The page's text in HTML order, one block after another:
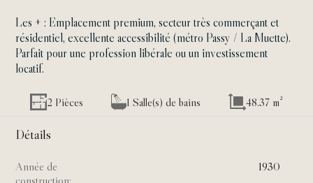
Les + : Emplacement premium, secteur très commerçant et
résidentiel, excellente accessibilité (métro Passy / La Muette).
Parfait pour une profession libérale ou un investissement
locatif.
2 Pièces 1 Salle(s) de bains 48.37 m²
Détails
Année de
1930